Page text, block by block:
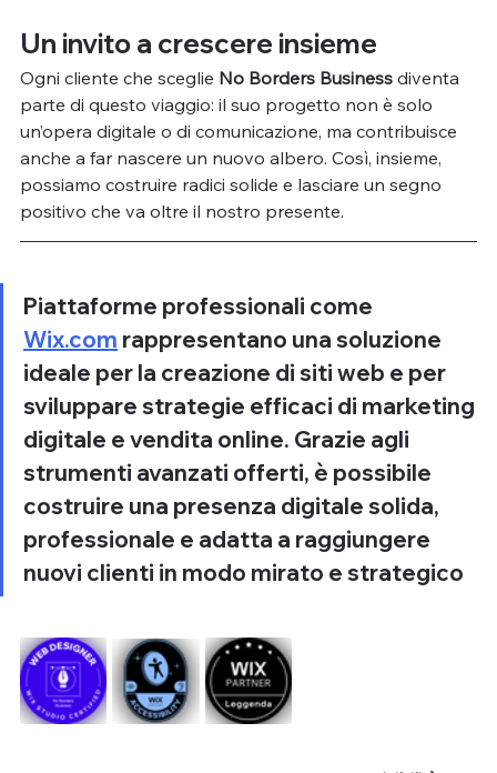
Un invito a crescere insieme
Ogni cliente che sceglie No Borders Business diventa
parte di questo viaggio: il suo progetto non è solo
un’opera digitale o di comunicazione, ma contribuisce
anche a far nascere un nuovo albero. Così, insieme,
possiamo costruire radici solide e lasciare un segno
positivo che va oltre il nostro presente.
Piattaforme professionali come
Wix.com rappresentano una soluzione
ideale per la creazione di siti web e per
sviluppare strategie efficaci di marketing
digitale e vendita online. Grazie agli
strumenti avanzati offerti, è possibile
costruire una presenza digitale solida,
professionale e adatta a raggiungere
nuovi clienti in modo mirato e strategico